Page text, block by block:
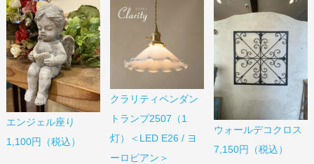
エンジェル座り
1,100円（税込）
クラリティペンダン
トランプ2507（1
灯）＜LED E26 / ヨ
ーロピアン＞
ウォールデコクロス
7,150円（税込）